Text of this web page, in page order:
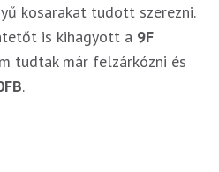
kosarakat tudott szerezni.
is kihagyott a 9F
tudtak már felzárkózni és
.